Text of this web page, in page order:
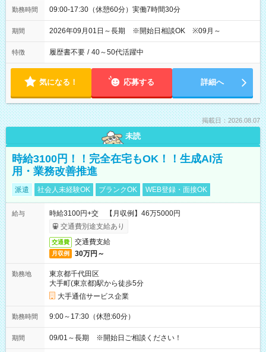
勤務時間 09:00-17:30（休憩60分）実働7時間30分
期間 2026年09月01日～長期 ※開始日相談OK ※09月～
特徴 履歴書不要 / 40～50代活躍中
気になる！ 応募する 詳細へ
掲載日：2026.08.07
未読
時給3100円！！完全在宅もOK！！生成AI活
用・業務改善推進
派遣 社会人未経験OK ブランクOK WEB登録・面接OK
給与
時給3100円+交 【月収例】46万5000円
交通費別途支給あり
交通費 交通費支給
月収例 30万円～
勤務地
東京都千代田区
大手町(東京都)駅から徒歩5分
大手通信サービス企業
勤務時間 9:00～17:30（休憩:60分）
期間 09/01～長期 ※開始日ご相談ください！